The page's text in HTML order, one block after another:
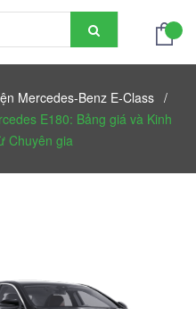
Mercedes-Benz E-Class /
E180: Bảng giá và Kinh
Chuyên gia